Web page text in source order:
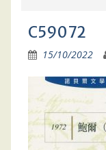
C59072
15/10/2022